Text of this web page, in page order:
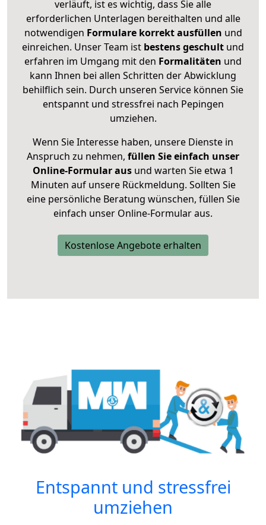
verläuft, ist es wichtig, dass Sie alle
erforderlichen Unterlagen bereithalten und alle
notwendigen Formulare korrekt ausfüllen und
einreichen. Unser Team ist bestens geschult und
erfahren im Umgang mit den Formalitäten und
kann Ihnen bei allen Schritten der Abwicklung
behilflich sein. Durch unseren Service können Sie
entspannt und stressfrei nach Pepingen
umziehen.
Wenn Sie Interesse haben, unsere Dienste in
Anspruch zu nehmen, füllen Sie einfach unser
Online-Formular ausund warten Sie etwa 1
Minuten auf unsere Rückmeldung. Sollten Sie
eine persönliche Beratung wünschen, füllen Sie
einfach unser Online-Formular aus.
Kostenlose Angebote erhalten
Entspannt und stressfrei
umziehen